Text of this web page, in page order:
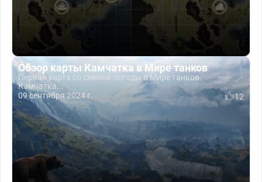
Обзор карты Камчатка в Мире танков
Первая карта со сменой погоды в Мире танков.
Камчатка...
09 сентября 2024 г.
12